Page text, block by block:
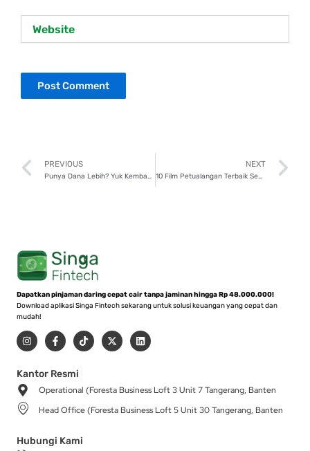
Prev
PREVIOUS
Punya Dana Lebih? Yuk Kembangkan Jadi Keuntungan di SingaFund!
NEXT
10 Film Petualangan Terbaik Sepanjang Masa, Sudah Nonton?
Dapatkan pinjaman daring cepat cair tanpa jaminan hingga Rp 48.000.000!
Download aplikasi Singa Fintech sekarang untuk solusi keuangan yang cepat dan
mudah!
I
n
s
a
g
r
a
m
F
a
c
b
o
-
T
i
k
X
-
t
t
r
L
i
n
i
Kantor Resmi
Operational (Foresta Business Loft 3 Unit 7 Tangerang, Banten
Head Office (Foresta Business Loft 5 Unit 30 Tangerang, Banten
Hubungi Kami